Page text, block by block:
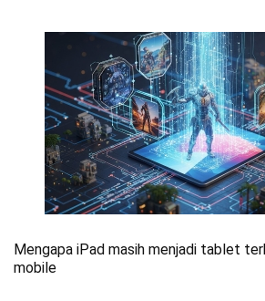
Mengapa iPad masih menjadi tablet
mobile